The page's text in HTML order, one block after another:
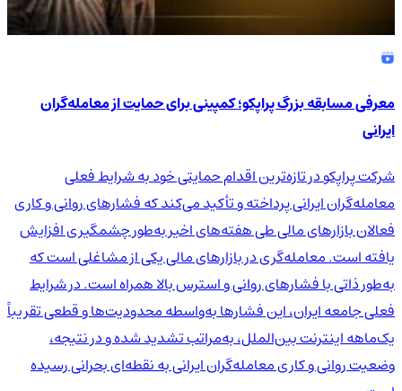
معرفی مسابقه بزرگ پراپکو؛ کمپینی برای حمایت از معامله‌گران
ایرانی
شرکت پراپکو در تازه‌ترین اقدام حمایتی خود به شرایط فعلی
معامله‌گران ایرانی پرداخته و تأکید می‌کند که فشارهای روانی و کاری
فعالان بازارهای مالی طی هفته‌های اخیر به‌طور چشمگیری افزایش
یافته است. معامله‌گری در بازارهای مالی یکی از مشاغلی است که
به‌طور ذاتی با فشارهای روانی و استرس بالا همراه است. در شرایط
فعلی جامعه ایران، این فشارها به‌واسطه محدودیت‌ها و قطعی تقریباً
یک‌ماهه اینترنت بین‌الملل، به‌مراتب تشدید شده و در نتیجه،
وضعیت روانی و کاری معامله‌گران ایرانی به نقطه‌ای بحرانی رسیده